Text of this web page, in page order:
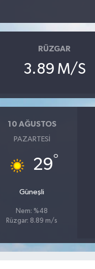
RÜZGAR
3.89 M/S
10 AĞUSTOS
PAZARTESI
29°
Güneşli
Nem: %48
Rüzgar: 8.89 m/s